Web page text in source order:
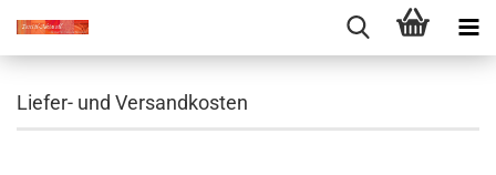
Liefer- und Versandkosten